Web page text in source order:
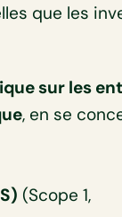
que les
sur les
, en se
(Scope 1,